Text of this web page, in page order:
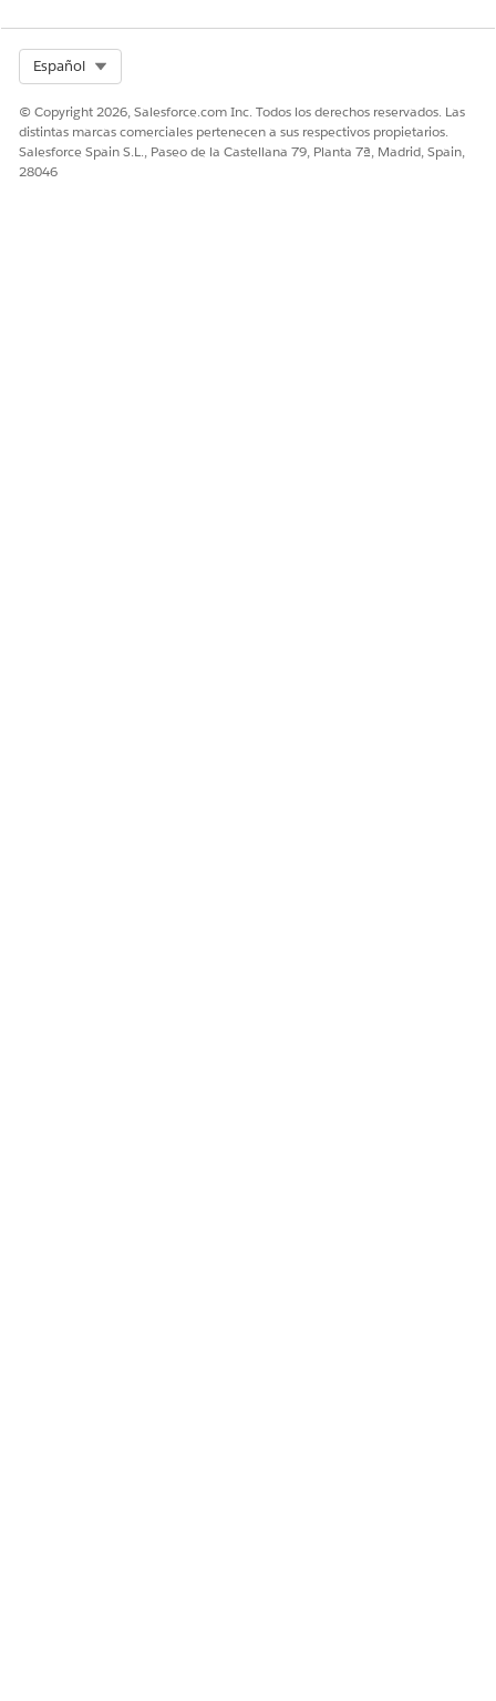
Español
© Copyright 2026, Salesforce.com Inc. Todos los derechos reservados. Las
distintas marcas comerciales pertenecen a sus respectivos propietarios.
Salesforce Spain S.L., Paseo de la Castellana 79, Planta 7ª, Madrid, Spain,
28046